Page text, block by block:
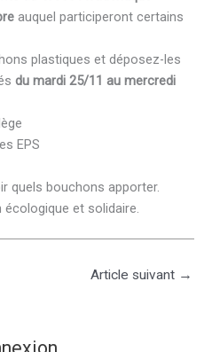
auquel participeront certains
plastiques et déposez-les
du mardi 25/11 au mercredi
EPS
quels bouchons apporter.
et solidaire.
Article suivant →